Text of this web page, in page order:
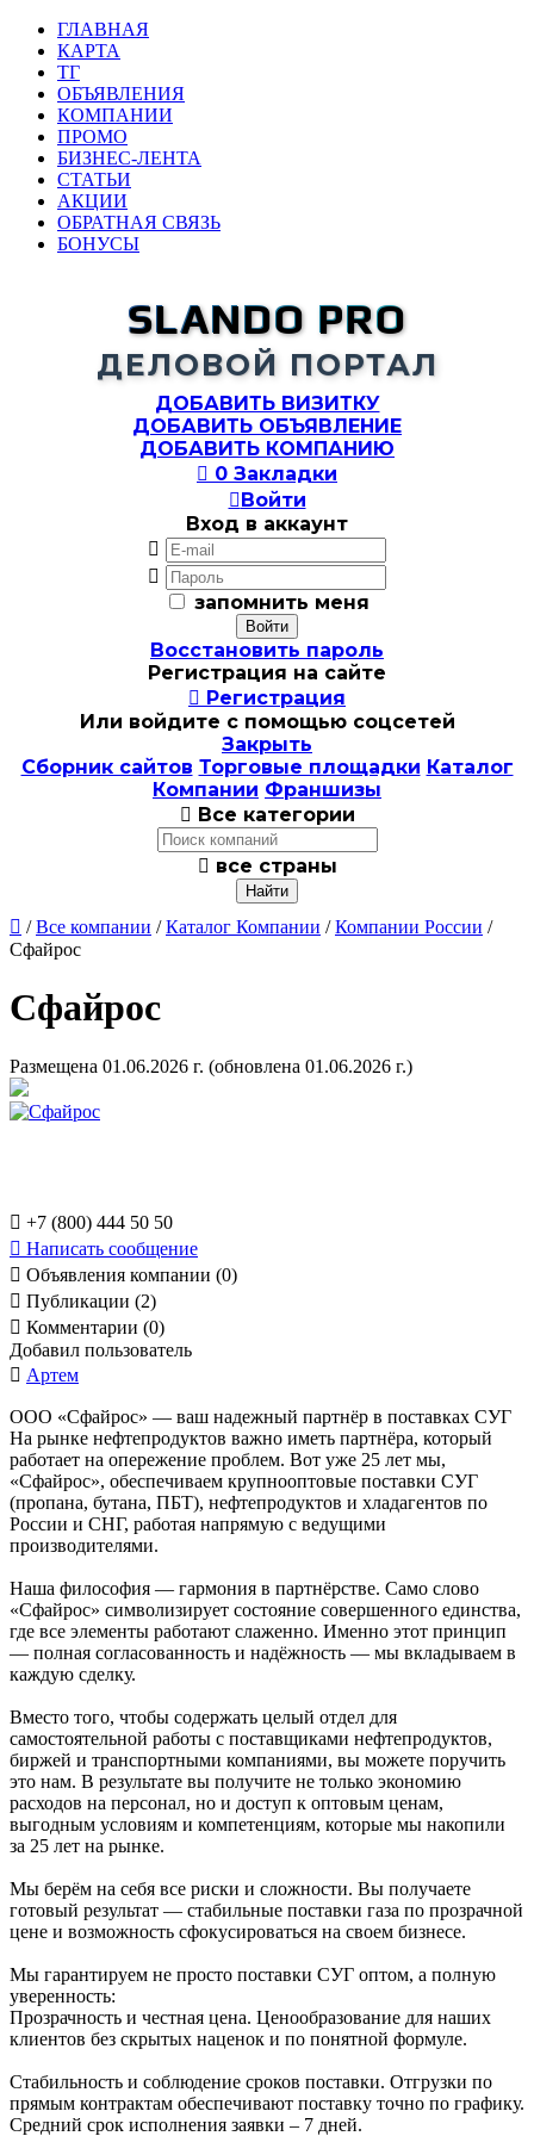
ГЛАВНАЯ
КАРТА
ТГ
ОБЪЯВЛЕНИЯ
КОМПАНИИ
ПРОМО
БИЗНЕС-ЛЕНТА
СТАТЬИ
АКЦИИ
ОБРАТНАЯ СВЯЗЬ
БОНУСЫ
SLANDO PRO
ДЕЛОВОЙ ПОРТАЛ
ДОБАВИТЬ ВИЗИТКУ
ДОБАВИТЬ ОБЪЯВЛЕНИЕ
ДОБАВИТЬ КОМПАНИЮ
 0 Закладки
Войти
Вход в аккаунт


запомнить меня
Восстановить пароль
Регистрация на сайте
 Регистрация
Или войдите с помощью соцсетей
Закрыть
Сборник сайтов Торговые площадки Каталог
Компании Франшизы
 Все категории
 все страны
 /Все компании /Каталог Компании /Компании России /
Сфайрос
Сфайрос
Размещена 01.06.2026 г. (обновлена 01.06.2026 г.)
 +7 (800) 444 50 50
 Написать сообщение
 Объявления компании (0)
 Публикации (2)
 Комментарии (0)
Добавил пользователь
 Артем
ООО «Сфайрос» — ваш надежный партнёр в поставках СУГ
На рынке нефтепродуктов важно иметь партнёра, который
работает на опережение проблем. Вот уже 25 лет мы,
«Сфайрос», обеспечиваем крупнооптовые поставки СУГ
(пропана, бутана, ПБТ), нефтепродуктов и хладагентов по
России и СНГ, работая напрямую с ведущими
производителями.
Наша философия — гармония в партнёрстве. Само слово
«Сфайрос» символизирует состояние совершенного единства,
где все элементы работают слаженно. Именно этот принцип
— полная согласованность и надёжность — мы вкладываем в
каждую сделку.
Вместо того, чтобы содержать целый отдел для
самостоятельной работы с поставщиками нефтепродуктов,
биржей и транспортными компаниями, вы можете поручить
это нам. В результате вы получите не только экономию
расходов на персонал, но и доступ к оптовым ценам,
выгодным условиям и компетенциям, которые мы накопили
за 25 лет на рынке.
Мы берём на себя все риски и сложности. Вы получаете
готовый результат — стабильные поставки газа по прозрачной
цене и возможность сфокусироваться на своем бизнесе.
Мы гарантируем не просто поставки СУГ оптом, а полную
уверенность:
Прозрачность и честная цена. Ценообразование для наших
клиентов без скрытых наценок и по понятной формуле.
Стабильность и соблюдение сроков поставки. Отгрузки по
прямым контрактам обеспечивают поставку точно по графику.
Средний срок исполнения заявки – 7 дней.